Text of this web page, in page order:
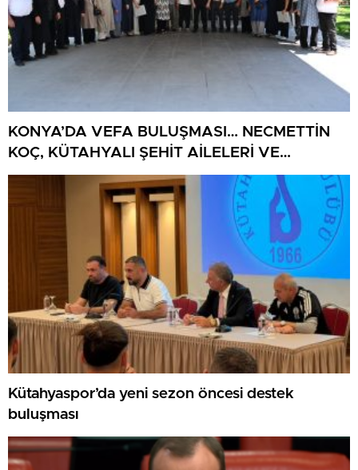
KONYA’DA VEFA BULUŞMASI… NECMETTİN
KOÇ, KÜTAHYALI ŞEHİT AİLELERİ VE
GAZİLERİ AĞIRLADI
Kütahyaspor’da yeni sezon öncesi destek
buluşması